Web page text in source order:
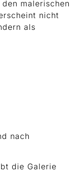
malerischen
nicht
als
nach
die Galerie